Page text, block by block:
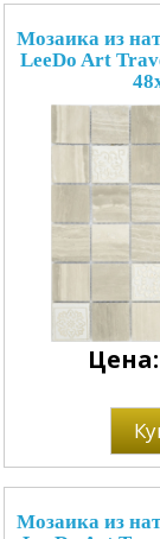
Мозаика из
LeeDo Art
Мозаика из